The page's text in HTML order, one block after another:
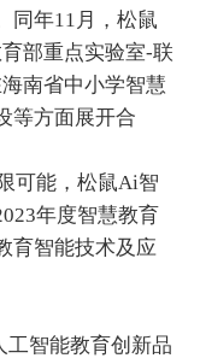
同年11月，松鼠
部重点实验室-联
南省中小学智慧
等方面展开合
可能，松鼠Ai智
年度智慧教育
育智能技术及应
工智能教育创新品